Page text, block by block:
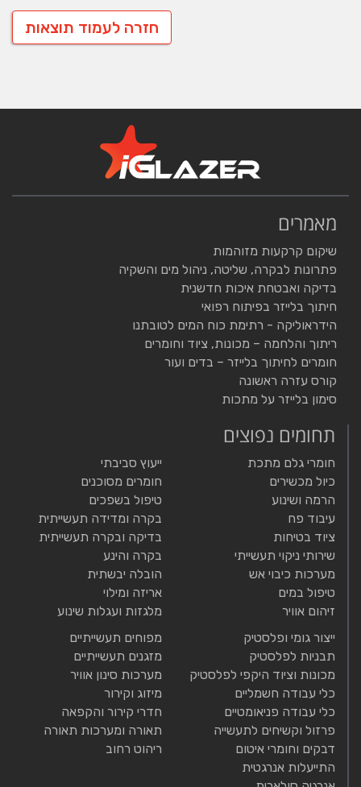
חזרה לעמוד תוצאות
מאמרים
שיקום קרקעות מזוהמות
פתרונות לבקרה, שליטה, ניהול מים והשקיה
בדיקה ואבטחת איכות חדשנית
חיתוך בלייזר בפיתוח רפואי
הידראוליקה - רתימת כוח המים לטובתנו
ריתוך והלחמה – מכונות, ציוד וחומרים
חומרים לחיתוך בלייזר – בדים ועור
קורס עזרה ראשונה
סימון בלייזר על מתכות
תחומים נפוצים
חומרי גלם מתכת
כיול מכשירים
הרמה ושינוע
עיבוד פח
ציוד בטיחות
שירותי ניקוי תעשייתי
מערכות כיבוי אש
טיפול במים
זיהום אוויר
ייעוץ סביבתי
חומרים מסוכנים
טיפול בשפכים
בקרה ומדידה תעשייתית
בדיקה ובקרה תעשייתית
בקרה והינע
הובלה יבשתית
אריזה ומילוי
מלגזות ועגלות שינוע
ייצור גומי ופלסטיק
תבניות לפלסטיק
מכונות וציוד היקפי לפלסטיק
כלי עבודה חשמליים
כלי עבודה פניאומטיים
פרזול וקשיחים לתעשייה
דבקים וחומרי איטום
התייעלות אנרגטית
מפוחים תעשייתיים
מזגנים תעשייתיים
מערכות סינון אוויר
מיזוג וקירור
חדרי קירור והקפאה
תאורה ומערכות תאורה
ריהוט רחוב